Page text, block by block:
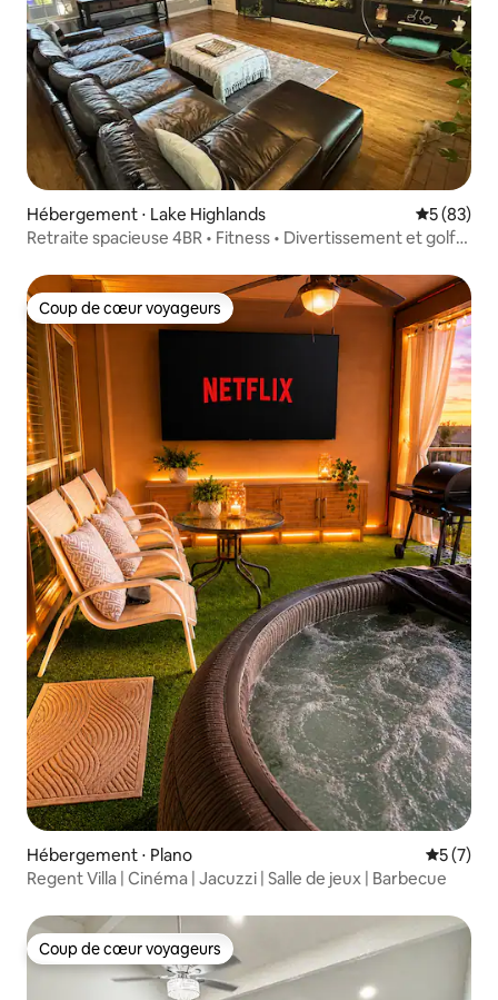
Hébergement ⋅ Lake Highlands
5 (83)
Retraite spacieuse 4BR • Fitness • Divertissement et golf
Coup de cœur voyageurs
Coup de cœur voyageurs
Hébergement ⋅ Plano
5 (7)
Regent Villa | Cinéma | Jacuzzi | Salle de jeux | Barbecue
Coup de cœur voyageurs
Coup de cœur voyageurs